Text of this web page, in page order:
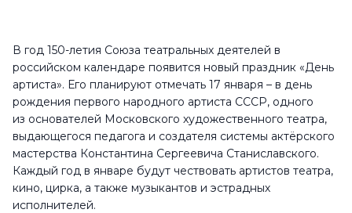
В год 150-летия Союза театральных деятелей в
российском календаре появится новый праздник «День
артиста». Его планируют отмечать 17 января – в день
рождения первого народного артиста СССР, одного
из основателей Московского художественного театра,
выдающегося педагога и создателя системы актёрского
мастерства Константина Сергеевича Станиславского.
Каждый год в январе будут чествовать артистов театра,
кино, цирка, а также музыкантов и эстрадных
исполнителей.